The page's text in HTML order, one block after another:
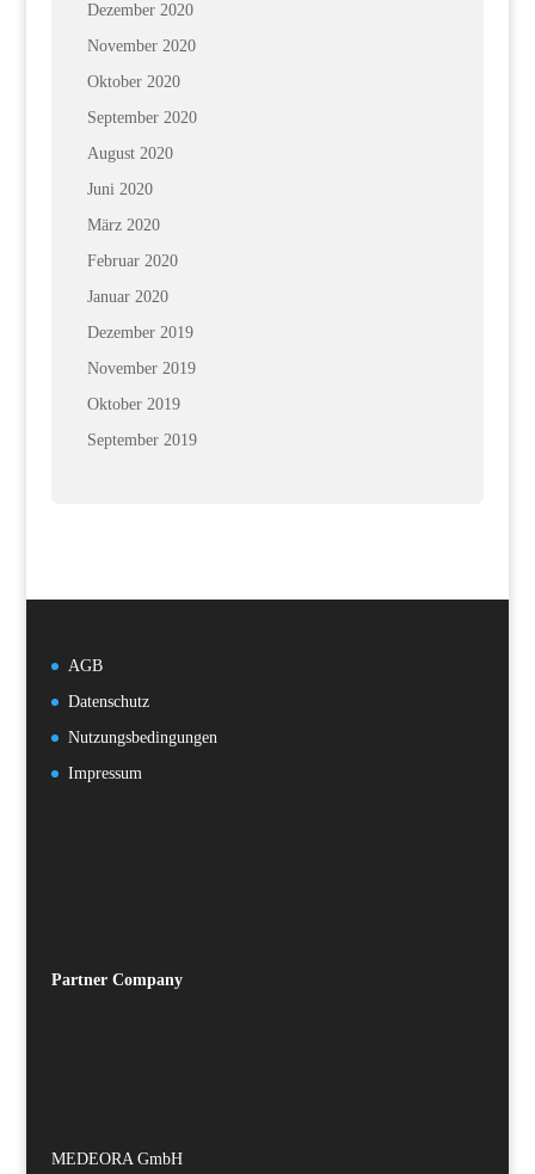
Dezember 2020
November 2020
Oktober 2020
September 2020
August 2020
Juni 2020
März 2020
Februar 2020
Januar 2020
Dezember 2019
November 2019
Oktober 2019
September 2019
AGB
Datenschutz
Nutzungsbedingungen
Impressum
Partner Company
MEDEORA GmbH